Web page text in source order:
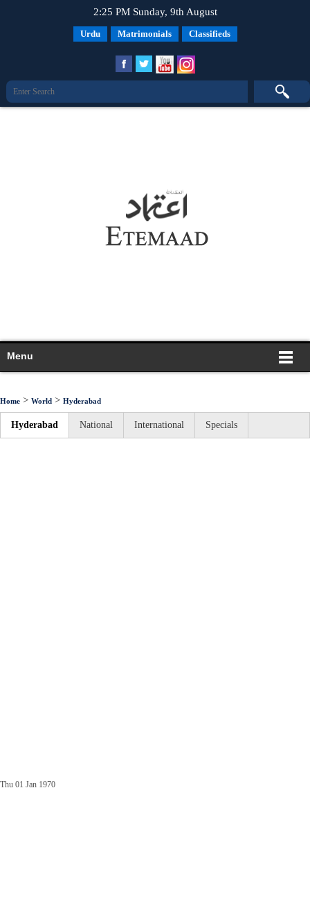
2:25 PM Sunday, 9th August
Urdu Matrimonials Classifieds
Menu
Home > World > Hyderabad
Hyderabad National International Specials
Thu 01 Jan 1970